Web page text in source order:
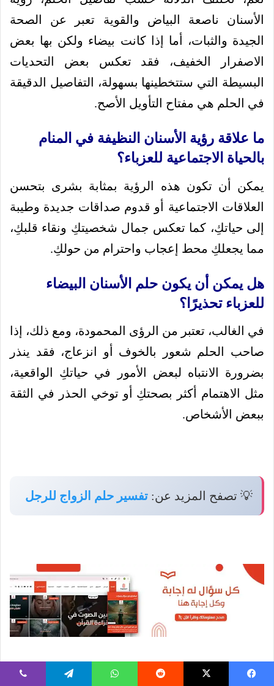
الأسنان ناصعة البياض والقوية تعبر عن الصحة
الجيدة والثبات، أما إذا كانت بيضاء ولكن بها بعض
الاصفرار الخفيف، فقد تعكس بعض التحديات
البسيطة التي ستتخطينها بسهولة، التفاصيل الدقيقة
في الحلم هي مفتاح التأويل الأصح.
ما علاقة رؤية الأسنان النظيفة في المنام
بالحياة الاجتماعية للعزباء؟
يمكن أن تكون هذه الرؤية بمثابة بشرى بتحسن
العلاقات الاجتماعية أو قدوم صداقات جديدة وطيبة
إلى حياتكِ، كما تعكس جمال شخصيتكِ ونقاء قلبكِ،
مما يجعلكِ محط إعجاب واحترام من حولكِ.
هل يمكن أن يكون حلم الأسنان البيضاء
للعزباء تحذيرًا؟
في الغالب، تعتبر من الرؤى المحمودة، ومع ذلك، إذا
صاحب الحلم شعور بالخوف أو انزعاج، فقد ينذر
بضرورة الانتباه لبعض الأمور في حياتكِ الواقعية،
مثل الاهتمام أكثر بصحتكِ أو توخي الحذر في الثقة
ببعض الأشخاص.
💡 تصفح المزيد عن: تفسير حلم الزواج للرجل